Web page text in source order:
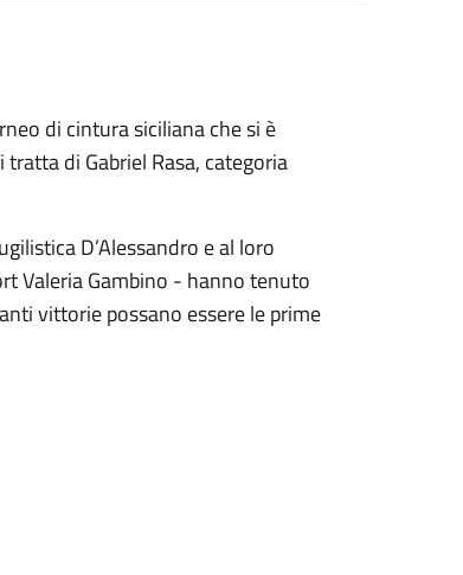
di cintura siciliana che si è
di Gabriel Rasa, categoria
D’Alessandro e al loro
Valeria Gambino - hanno tenuto
vittorie possano essere le prime